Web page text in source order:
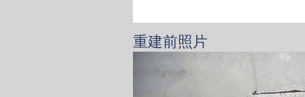
​重建前照片